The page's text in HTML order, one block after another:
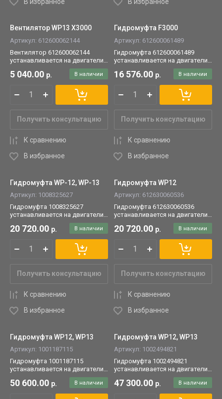
Вентилятор WP13 Х3000
Артикул: 612600062144
Вентилятор 612600062144
устанавливается на двигатели
В наличии
5 040.00 р.
Получить консультацию
К сравнению
В избранное
Гидромуфта F3000
Артикул: 612600061489
Гидромуфта 612600061489
устанавливается на двигатели
В наличии
16 576.00 р.
Получить консультацию
К сравнению
В избранное
Гидромуфта WP-12, WP-13
Артикул: 1008325627
Гидромуфта 1008325627
устанавливается на двигатели
В наличии
20 720.00 р.
Получить консультацию
К сравнению
В избранное
Гидромуфта WP12
Артикул: 612630060536
Гидромуфта 612630060536
устанавливается на двигатели
В наличии
20 720.00 р.
Получить консультацию
К сравнению
В избранное
Гидромуфта WP12, WP13
Артикул: 1001187115
Гидромуфта 1001187115
устанавливается на двигатели
В наличии
50 600.00 р.
Гидромуфта WP12, WP13
Артикул: 1002494821
Гидромуфта 1002494821
устанавливается на двигатели
В наличии
47 300.00 р.